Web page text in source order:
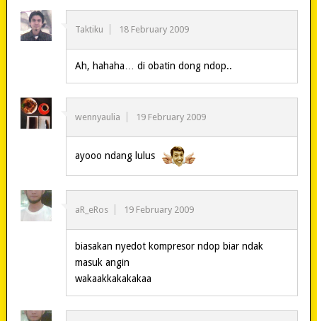
Taktiku 18 February 2009
Ah, hahaha… di obatin dong ndop..
wennyaulia 19 February 2009
ayooo ndang lulus
aR_eRos 19 February 2009
biasakan nyedot kompresor ndop biar ndak
masuk angin
wakaakkakakakaa